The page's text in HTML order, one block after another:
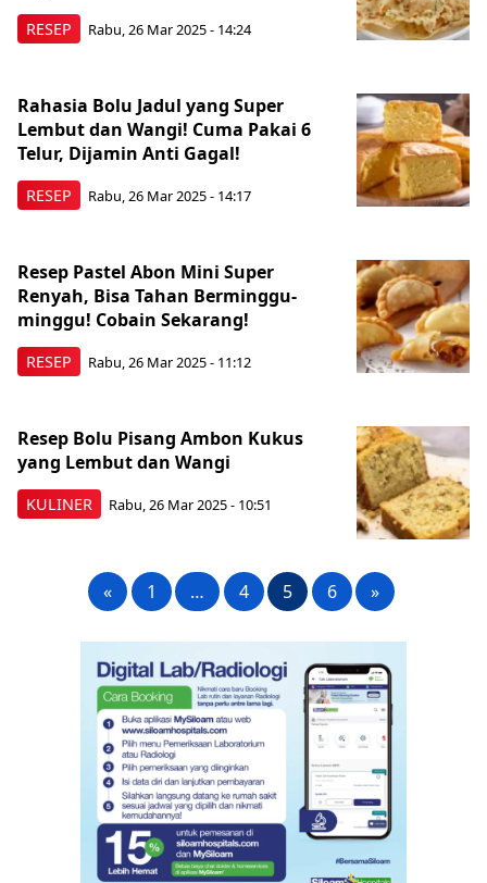
RESEP Rabu, 26 Mar 2025 - 14:24
RESEP
Rahasia Bolu Jadul yang Super
Lembut dan Wangi! Cuma Pakai 6
Telur, Dijamin Anti Gagal!
Rabu, 26 Mar 2025 - 14:17
RESEP
Resep Pastel Abon Mini Super
Renyah, Bisa Tahan Berminggu-
minggu! Cobain Sekarang!
Rabu, 26 Mar 2025 - 11:12
KULINER
Resep Bolu Pisang Ambon Kukus
yang Lembut dan Wangi
Rabu, 26 Mar 2025 - 10:51
« 1 … 4 5 6 »